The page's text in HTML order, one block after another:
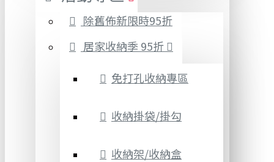
除舊佈新限時95折
居家收納季 95折
免打孔收納專區
收納掛袋/掛勾
收納架/收納盒